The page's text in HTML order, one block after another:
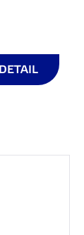
DETAIL